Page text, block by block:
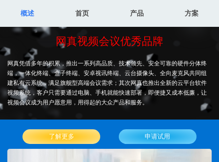
概述 首页 产品 方案
网真视频会议优秀品牌
网真凭借多年的积累，推出一系列高品质、技术领先、安全可靠的硬件分体终
端，一体化终端、盒子终端、安卓视讯终端、云台摄像头、全向麦克风共同组
建私有云系统，满足旗舰型高端会议需求；其次网真也推出全新的云平台软件
视频系统，客户只需要通过电脑、手机就能快速部署，即便捷又成本低廉，让
视频会议成为用户愿意用，用得起的大众产品和服务。
了解更多 申请试用